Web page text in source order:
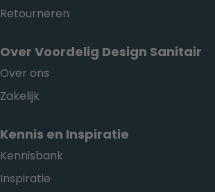
Retourneren
Over Voordelig Design Sanitair
Over ons
Zakelijk
Kennis en Inspiratie
Kennisbank
Inspiratie